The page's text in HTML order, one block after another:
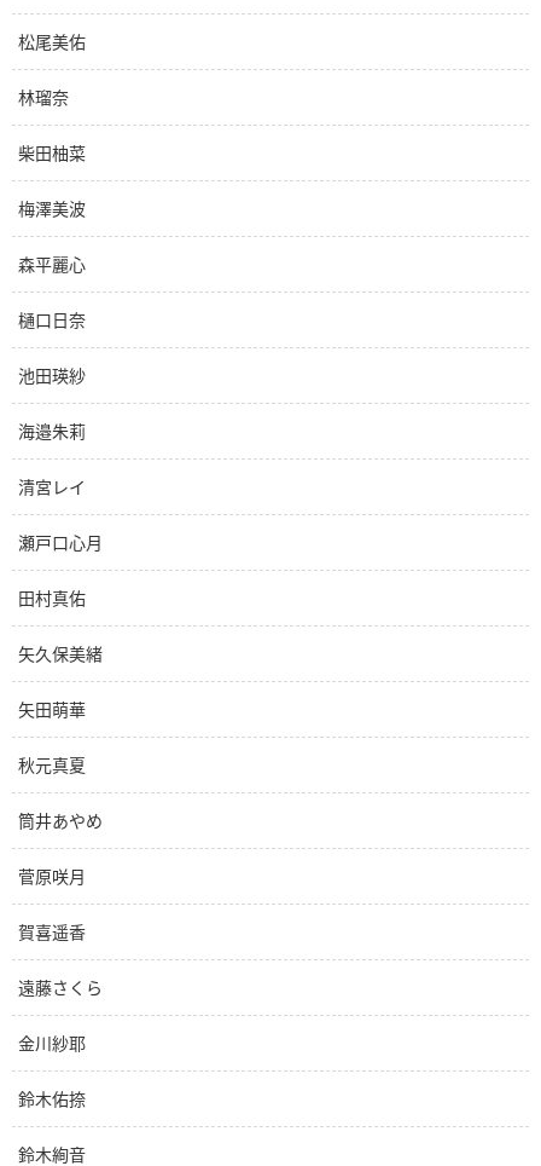
松尾美佑
林瑠奈
柴田柚菜
梅澤美波
森平麗心
樋口日奈
池田瑛紗
海邉朱莉
清宮レイ
瀬戸口心月
田村真佑
矢久保美緒
矢田萌華
秋元真夏
筒井あやめ
菅原咲月
賀喜遥香
遠藤さくら
金川紗耶
鈴木佑捺
鈴木絢音